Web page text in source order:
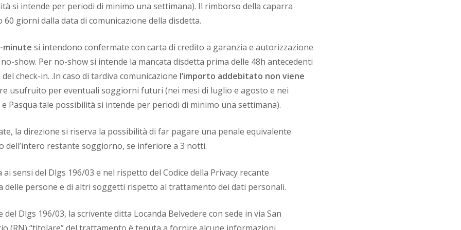
si intende per periodi di minimo una settimana). Il rimborso della caparra
giorni dalla data di comunicazione della disdetta.
minute si intendono confermate con carta di credito a garanzia e autorizzazione
no-show. Per no-show si intende la mancata disdetta prima delle 48h antecedenti
check-in. .In caso di tardiva comunicazione l’importo addebitato non viene
usufruito per eventuali soggiorni futuri (nei mesi di luglio e agosto e nei
Pasqua tale possibilità si intende per periodi di minimo una settimana).
la direzione si riserva la possibilità di far pagare una penale equivalente
dell’intero restante soggiorno, se inferiore a 3 notti.
sensi del Dlgs 196/03 e nel rispetto del Codice della Privacy recante
delle persone e di altri soggetti rispetto al trattamento dei dati personali.
del Dlgs 196/03, la scrivente ditta Locanda Belvedere con sede in via San